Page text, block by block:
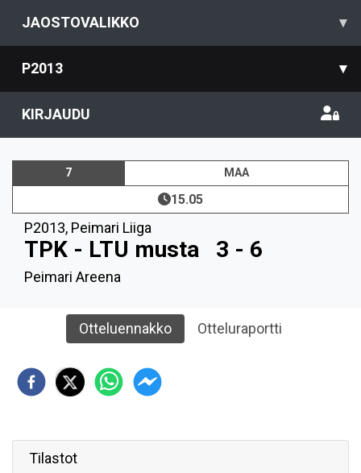
JAOSTOVALIKKO ▾
P2013 ▾
KIRJAUDU
7 MAA
15.05
P2013, Peimari Liiga
TPK - LTU musta 3 - 6
Peimari Areena
Otteluennakko Otteluraportti
Tilastot